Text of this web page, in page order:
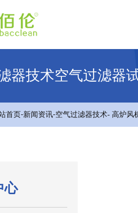
器技术空气过滤器
首页-新闻资讯-空气过滤器技术- 高炉风
心